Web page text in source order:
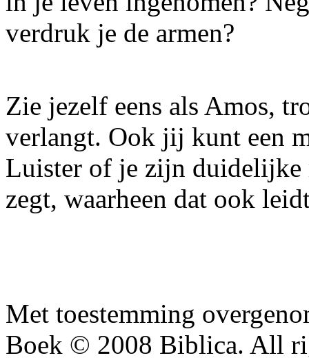
verdruk je de armen?
Zie jezelf eens als Amos,
verlangt. Ook jij kunt een
Luister of je zijn duidelijke
zegt, waarheen dat ook
Met toestemming
Boek © 2008 Biblica. All